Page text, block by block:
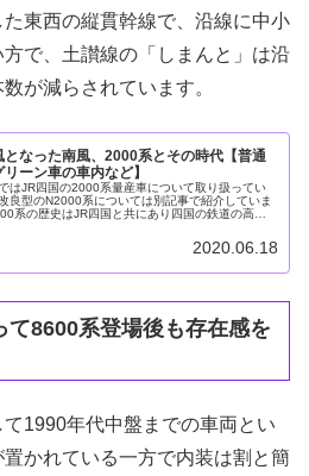
東西の縦貫幹線で、沿線に中小
で、土讃線の「しまんと」は沿
が減らされています。
となった南風、2000系とその時代【普通
ーン車の車内など】
はJR四国の2000系量産車について取り扱ってい
良型のN2000系については別記事で紹介していま
系の歴史はJR四国と共にあり四国の鉄道の高速
2020.06.18
て8600系登場後も存在感を
1990年代中盤までの車両とい
かれている一方で内装は割と簡